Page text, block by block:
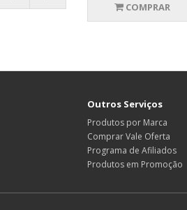
COMPRAR
Outros Serviços
Produtos por Marca
Comprar Vale Oferta
Programa de Afiliados
Produtos em Promoção